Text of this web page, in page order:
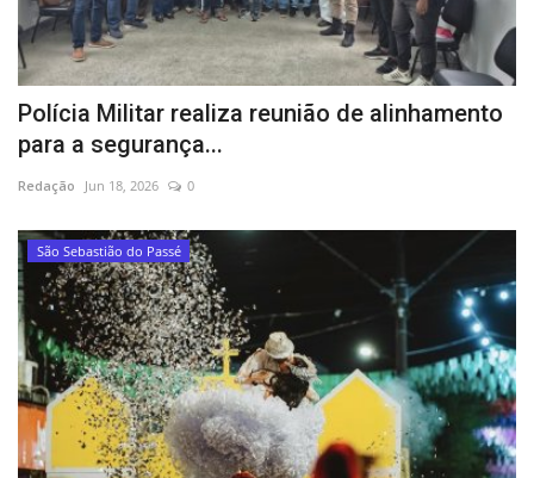
Polícia Militar realiza reunião de alinhamento
para a segurança...
Redação Jun 18, 2026 0
São Sebastião do Passé